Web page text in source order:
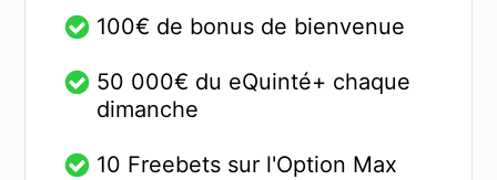
100€ de bonus de bienvenue
50 000€ du eQuinté+ chaque
dimanche
10 Freebets sur l'Option Max